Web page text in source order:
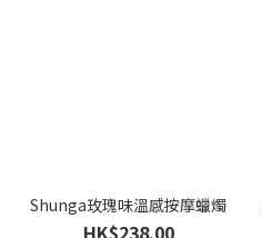
Shunga玫瑰味溫感按摩蠟燭
HK$238.00